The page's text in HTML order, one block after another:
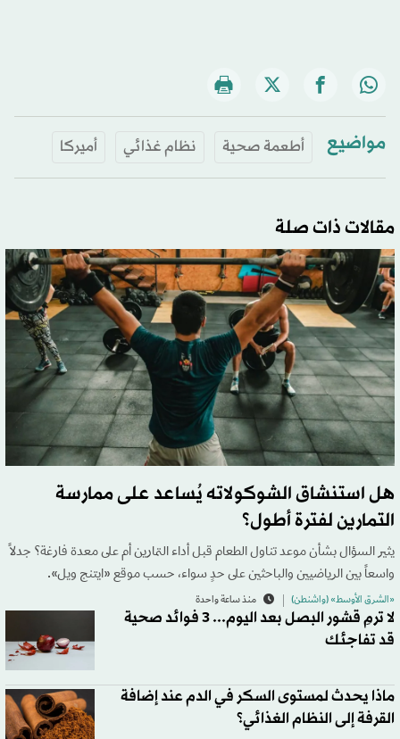
مواضيع أطعمة صحية نظام غذائي أميركا
مقالات ذات صلة
هل استنشاق الشوكولاته يُساعد على ممارسة
التمارين لفترة أطول؟
يثير السؤال بشأن موعد تناول الطعام قبل أداء التمارين أم على معدة فارغة؟ جدلاً
واسعاً بين الرياضيين والباحثين على حدٍ سواء، حسب موقع «ايتنج ويل».
«الشرق الأوسط» (واشنطن) منذ ساعة واحدة
لا ترمِ قشور البصل بعد اليوم... 3 فوائد صحية
قد تفاجئك
ماذا يحدث لمستوى السكر في الدم عند إضافة
القرفة إلى النظام الغذائي؟